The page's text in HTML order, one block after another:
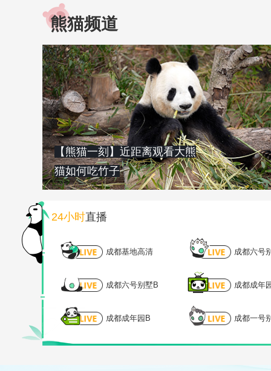
熊猫频道
【熊猫一刻】近距离观看大熊
猫如何吃竹子
24小时直播
成都基地高清 成都六号
成都六号别墅B 成都成年
成都成年园B 成都一号